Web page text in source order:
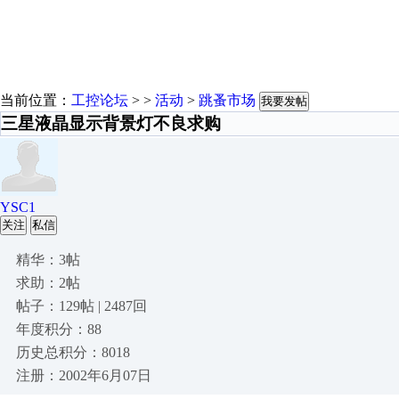
当前位置： 工控论坛 > > 活动 > 跳蚤市场 我要发帖
三星液晶显示背景灯不良求购
YSC1
关注 私信
精华：3帖
求助：2帖
帖子：129帖 | 2487回
年度积分：88
历史总积分：8018
注册：2002年6月07日